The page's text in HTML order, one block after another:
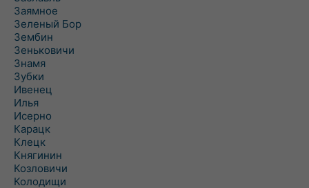
Заямное
Зеленый Бор
Зембин
Зеньковичи
Знамя
Зубки
Ивенец
Илья
Исерно
Карацк
Клецк
Княгинин
Козловичи
Колодищи